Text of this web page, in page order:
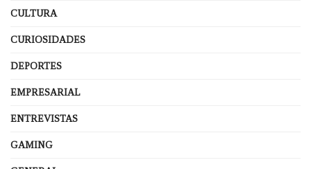
CULTURA
CURIOSIDADES
DEPORTES
EMPRESARIAL
ENTREVISTAS
GAMING